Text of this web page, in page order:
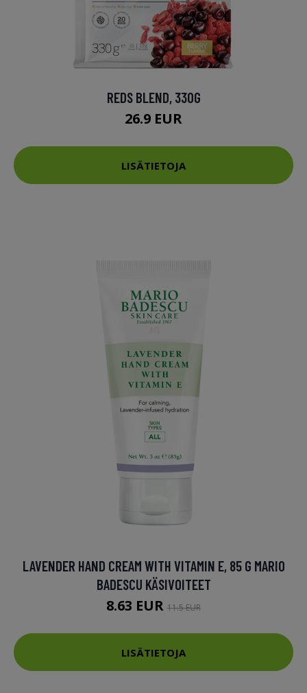
REDS BLEND, 330G
26.9 EUR
LISÄTIETOJA
LAVENDER HAND CREAM WITH VITAMIN E, 85 G MARIO
BADESCU KÄSIVOITEET
8.63 EUR 11.5 EUR
LISÄTIETOJA